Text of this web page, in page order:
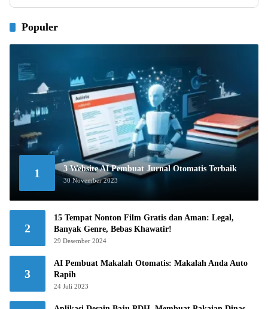
Populer
1 3 Website AI Pembuat Jurnal Otomatis Terbaik
30 November 2023
2
15 Tempat Nonton Film Gratis dan Aman: Legal,
Banyak Genre, Bebas Khawatir!
29 Desember 2024
3
AI Pembuat Makalah Otomatis: Makalah Anda Auto
Rapih
24 Juli 2023